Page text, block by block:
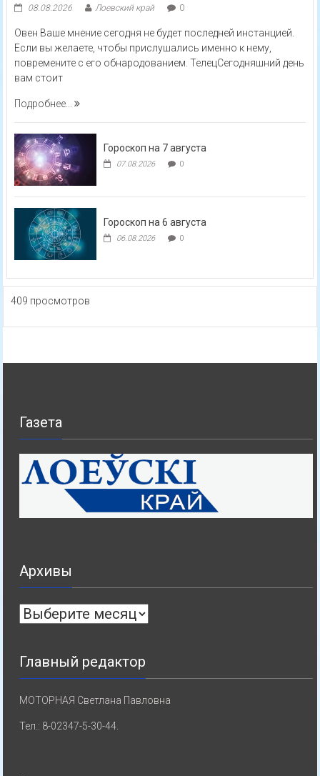
08.08.2026 Лоевский край 0
Овен Ваше мнение сегодня не будет последней инстанцией.
Если вы желаете, чтобы прислушались именно к нему,
повремените с его обнародованием. ТелецСегодняшний день
вам стоит
Подробнее...
Гороскоп на 7 августа
07.08.2026 0
Гороскоп на 6 августа
06.08.2026 0
409 просмотров
Газета
Архивы
Архивы
Главный редактор
МОТОРНАЯ Светлана Павловна
Тел.: 8-02347-5-30-44.